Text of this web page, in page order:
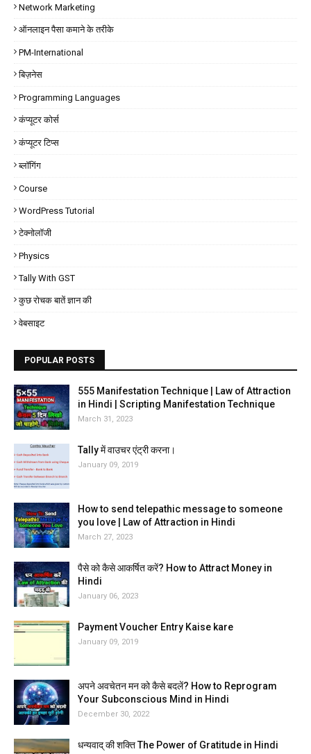
Network Marketing
ऑनलाइन पैसा कमाने के तरीके
PM-International
बिज़नेस
Programming Languages
कंप्यूटर कोर्स
कंप्यूटर टिप्स
ब्लॉगिंग
Course
WordPress Tutorial
टेक्नोलॉजी
Physics
Tally With GST
कुछ रोचक बातें ज्ञान की
वेबसाइट
POPULAR POSTS
555 Manifestation Technique | Law of Attraction
in Hindi | Scripting Manifestation Technique
March 31, 2023
Tally में वाउचर एंट्री करना।
January 09, 2019
How to send telepathic message to someone
you love | Law of Attraction in Hindi
March 27, 2023
पैसे को कैसे आकर्षित करें? How to Attract Money in
Hindi
January 06, 2023
Payment Voucher Entry Kaise kare
January 09, 2019
अपने अवचेतन मन को कैसे बदलें? How to Reprogram
Your Subconscious Mind in Hindi
December 30, 2022
धन्यवाद् की शक्ति The Power of Gratitude in Hindi